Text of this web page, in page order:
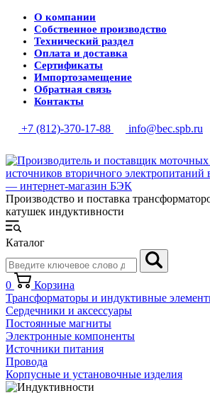
О компании
Собственное производство
Технический раздел
Оплата и доставка
Сертификаты
Импортозамещение
Обратная связь
Контакты
+7 (812)-370-17-88 info@bec.spb.ru
Производство и поставка
катушек индуктивности
Каталог
0
Корзина
Трансформаторы и индуктивные
Сердечники и аксессуары
Постоянные магниты
Электронные компоненты
Источники питания
Провода
Корпусные и установочные изделия